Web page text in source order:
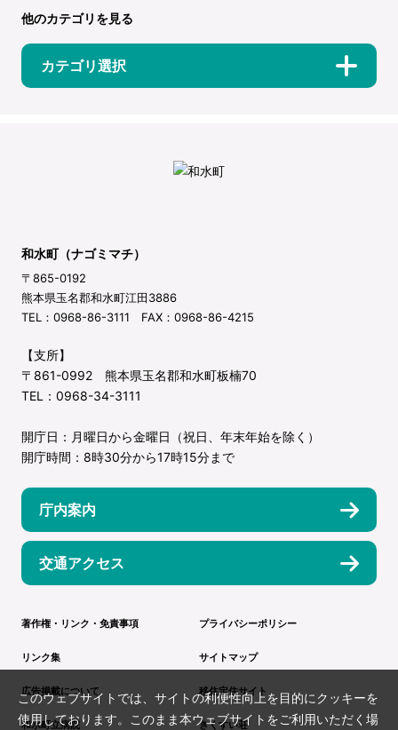
他のカテゴリを見る
カテゴリ選択
和水町（ナゴミマチ）
〒865-0192
熊本県玉名郡和水町江田3886
TEL：0968-86-3111 FAX：0968-86-4215
【支所】
〒861-0992 熊本県玉名郡和水町板楠70
TEL：0968-34-3111
開庁日：月曜日から金曜日（祝日、年末年始を除く）
開庁時間：8時30分から17時15分まで
庁内案内
交通アクセス
著作権・リンク・免責事項 プライバシーポリシー
リンク集 サイトマップ
広告掲載について 移住定住サイト
和水町立病院 きくすい荘
このウェブサイトでは、サイトの利便性向上を目的にクッキーを
使用しております。このまま本ウェブサイトをご利用いただく場